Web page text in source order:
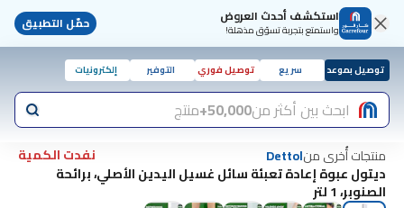
استكشف أحدث العروض
واستمتع بتجربة تسوّق مذهلة! حمّل التطبيق
توصيل بموعد سريع توصيل فوري التوفير إلكترونيات
ابحث بين أكثر من50,000+ منتج
منتجات أُخرى منDettol
نفدت الكمية
ديتول عبوة إعادة تعبئة سائل غسيل اليدين الأصلي، برائحة
الصنوبر، 1 لتر